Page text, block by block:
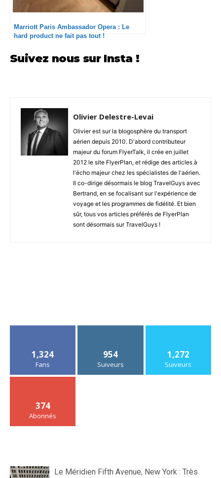
Marriott Paris Ambassador Opera : Le
hard product ne fait pas tout !
Suivez nous sur Insta !
Olivier Delestre-Levai
Olivier est sur la blogosphère du transport
aérien depuis 2010. D'abord contributeur
majeur du forum FlyerTalk, il crée en juillet
2012 le site FlyerPlan, et rédige des articles à
l'écho majeur chez les spécialistes de l'aérien.
Il co-dirige désormais le blog TravelGuys avec
Bertrand, en se focalisant sur l'expérience de
voyage et les programmes de fidélité. Et bien
sûr, tous vos articles préférés de FlyerPlan
sont désormais sur TravelGuys !
1,324
Fans
954
Suiveurs
1,272
Suiveurs
374
Abonnés
Le Méridien Fifth Avenue, New York : Très